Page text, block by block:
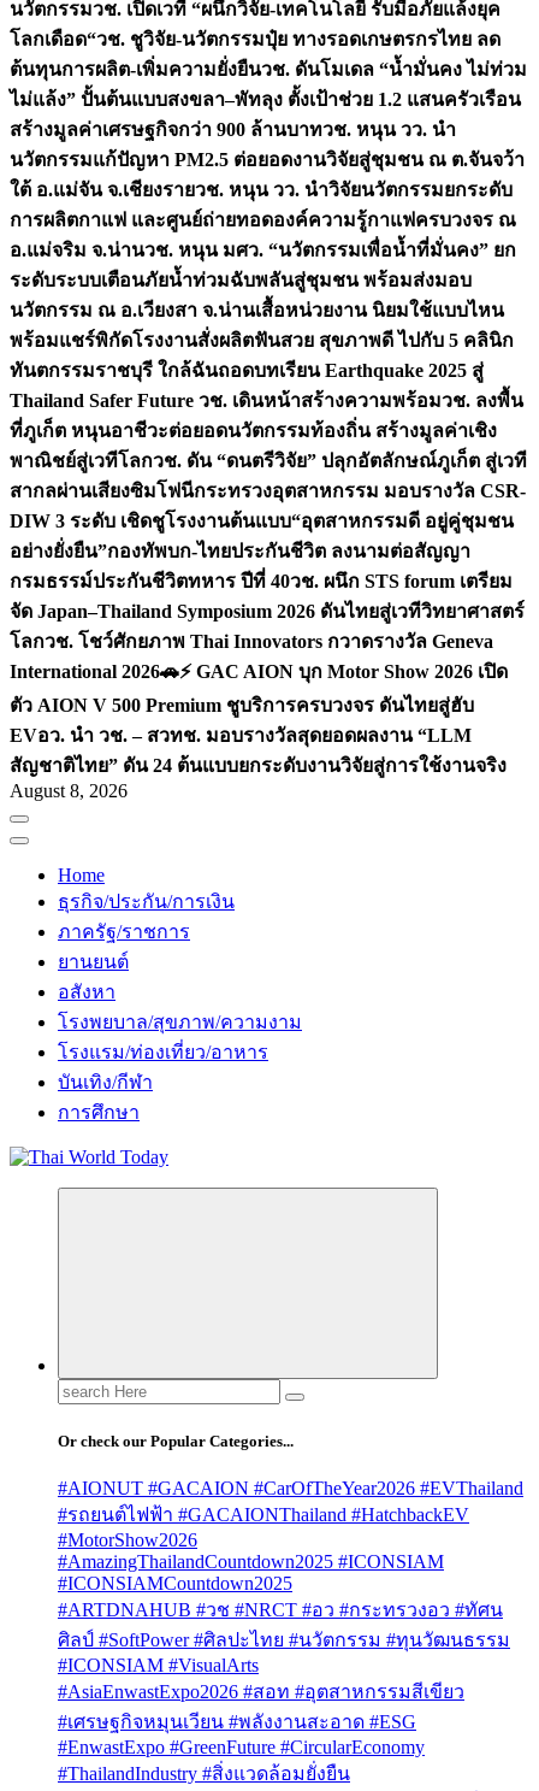
นวัตกรรมวช. เปิดเวที “ผนึกวิจัย-เทคโนโลยี รับมือภัยแล้งยุค
โลกเดือด“วช. ชูวิจัย-นวัตกรรมปุ๋ย ทางรอดเกษตรกรไทย ลด
ต้นทุนการผลิต-เพิ่มความยั่งยืนวช. ดันโมเดล “น้ำมั่นคง ไม่ท่วม
ไม่แล้ง” ปั้นต้นแบบสงขลา–พัทลุง ตั้งเป้าช่วย 1.2 แสนครัวเรือน
สร้างมูลค่าเศรษฐกิจกว่า 900 ล้านบาทวช. หนุน วว. นำ
นวัตกรรมแก้ปัญหา PM2.5 ต่อยอดงานวิจัยสู่ชุมชน ณ ต.จันจว้า
ใต้ อ.แม่จัน จ.เชียงรายวช. หนุน วว. นำวิจัยนวัตกรรมยกระดับ
การผลิตกาแฟ และศูนย์ถ่ายทอดองค์ความรู้กาแฟครบวงจร ณ
อ.แม่จริม จ.น่านวช. หนุน มศว. “นวัตกรรมเพื่อน้ำที่มั่นคง” ยก
ระดับระบบเตือนภัยน้ำท่วมฉับพลันสู่ชุมชน พร้อมส่งมอบ
นวัตกรรม ณ อ.เวียงสา จ.น่านเสื้อหน่วยงาน นิยมใช้แบบไหน
พร้อมแชร์พิกัดโรงงานสั่งผลิตฟันสวย สุขภาพดี ไปกับ 5 คลินิก
ทันตกรรมราชบุรี ใกล้ฉันถอดบทเรียน Earthquake 2025 สู่
Thailand Safer Future วช. เดินหน้าสร้างความพร้อมวช. ลงพื้น
ที่ภูเก็ต หนุนอาชีวะต่อยอดนวัตกรรมท้องถิ่น สร้างมูลค่าเชิง
พาณิชย์สู่เวทีโลกวช. ดัน “ดนตรีวิจัย” ปลุกอัตลักษณ์ภูเก็ต สู่เวที
สากลผ่านเสียงซิมโฟนีกระทรวงอุตสาหกรรม มอบรางวัล CSR-
DIW 3 ระดับ เชิดชูโรงงานต้นแบบ“อุตสาหกรรมดี อยู่คู่ชุมชน
อย่างยั่งยืน”กองทัพบก-ไทยประกันชีวิต ลงนามต่อสัญญา
กรมธรรม์ประกันชีวิตทหาร ปีที่ 40วช. ผนึก STS forum เตรียม
จัด Japan–Thailand Symposium 2026 ดันไทยสู่เวทีวิทยาศาสตร์
โลกวช. โชว์ศักยภาพ Thai Innovators กวาดรางวัล Geneva
International 2026🚗⚡️ GAC AION บุก Motor Show 2026 เปิด
ตัว AION V 500 Premium ชูบริการครบวงจร ดันไทยสู่ฮับ
EVอว. นำ วช. – สวทช. มอบรางวัลสุดยอดผลงาน “LLM
สัญชาติไทย” ดัน 24 ต้นแบบยกระดับงานวิจัยสู่การใช้งานจริง
August 8, 2026
Home
ธุรกิจ/ประกัน/การเงิน
ภาครัฐ/ราชการ
ยานยนต์
อสังหา
โรงพยบาล/สุขภาพ/ความงาม
โรงแรม/ท่องเที่ยว/อาหาร
บันเทิง/กีฬา
การศึกษา
Search
for:
Or check our Popular Categories...
#AIONUT #GACAION #CarOfTheYear2026 #EVThailand
#รถยนต์ไฟฟ้า #GACAIONThailand #HatchbackEV
#MotorShow2026
#AmazingThailandCountdown2025 #ICONSIAM
#ICONSIAMCountdown2025
#ARTDNAHUB #วช #NRCT #อว #กระทรวงอว #ทัศน
ศิลป์ #SoftPower #ศิลปะไทย #นวัตกรรม #ทุนวัฒนธรรม
#ICONSIAM #VisualArts
#AsiaEnwastExpo2026 #สอท #อุตสาหกรรมสีเขียว
#เศรษฐกิจหมุนเวียน #พลังงานสะอาด #ESG
#EnwastExpo #GreenFuture #CircularEconomy
#ThailandIndustry #สิ่งแวดล้อมยั่งยืน